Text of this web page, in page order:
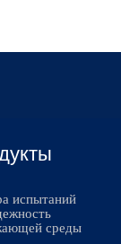
испытаний
среды